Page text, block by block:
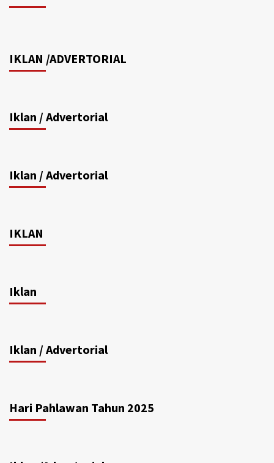
IKLAN /ADVERTORIAL
Iklan / Advertorial
Iklan / Advertorial
IKLAN
Iklan
Iklan / Advertorial
Hari Pahlawan Tahun 2025